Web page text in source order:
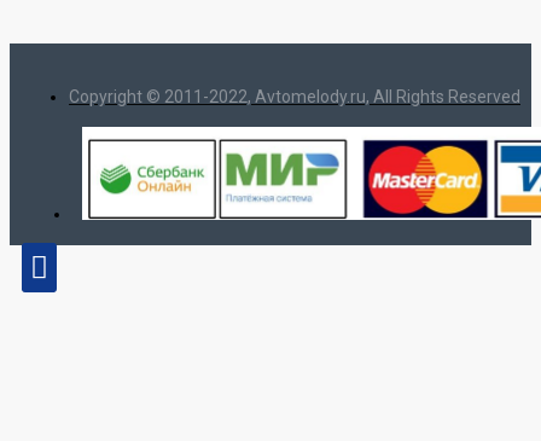
Copyright © 2011-2022, Avtomelody.ru, All Rights Reserved